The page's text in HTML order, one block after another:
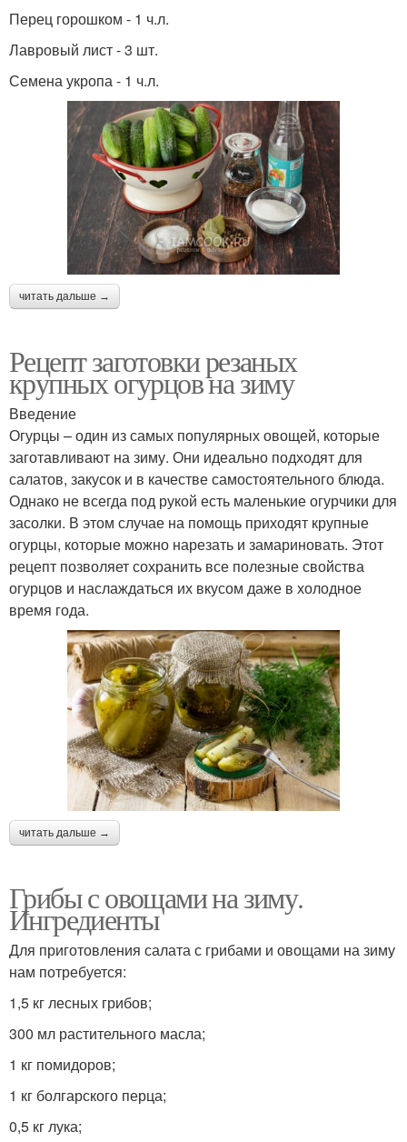
Перец горошком - 1 ч.л.
Лавровый лист - 3 шт.
Семена укропа - 1 ч.л.
читать дальше →
Рецепт заготовки резаных
крупных огурцов на зиму
Введение
Огурцы – один из самых популярных овощей, которые
заготавливают на зиму. Они идеально подходят для
салатов, закусок и в качестве самостоятельного блюда.
Однако не всегда под рукой есть маленькие огурчики для
засолки. В этом случае на помощь приходят крупные
огурцы, которые можно нарезать и замариновать. Этот
рецепт позволяет сохранить все полезные свойства
огурцов и наслаждаться их вкусом даже в холодное
время года.
читать дальше →
Грибы с овощами на зиму.
Ингредиенты
Для приготовления салата с грибами и овощами на зиму
нам потребуется:
1,5 кг лесных грибов;
300 мл растительного масла;
1 кг помидоров;
1 кг болгарского перца;
0,5 кг лука;